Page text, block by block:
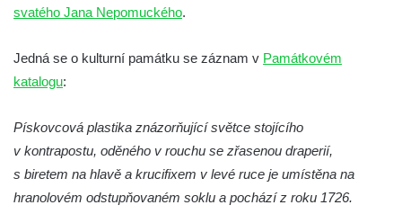
Socha Medvěd jeskynní v ZOO Hluboká
Socha Mamutí lebka v ZOO Hluboká
Socha Orel v ZOO Hluboká
Socha Vydry si hrají v ZOO Hluboká
Socha Přátelství v ZOO Hluboká
svatého Jana Nepomuckého.
Jedná se o kulturní památku se záznam v Památkovém
katalogu:
Pískovcová plastika znázorňující světce stojícího
v kontrapostu, oděného v rouchu se zřasenou draperií,
s biretem na hlavě a krucifixem v levé ruce je umístěna na
hranolovém odstupňovaném soklu a pochází z roku 1726.